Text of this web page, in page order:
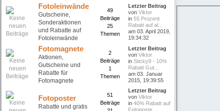
Fotoleinwände
Gutscheine,
Sonderaktionen
und Rabatte auf
Fotoleinwände
49
Beiträge
25
Themen
Letzter Beitrag
vonViktor
in55 Prozent
Rabatt auf al...
am 03. April 2019,
19:34:32
Fotomagnete
Aktionen,
Gutscheine und
Rabatte für
Fotomagnete
2
Beiträge
1
Themen
Letzter Beitrag
vonViktor
inSticky9 - 10%
Rabatt Gut...
am 03. Januar
2015, 19:39:55
Fotoposter
Rabatte und gratis
51
Beiträge
Letzter Beitrag
vonViktor
in40% Rabatt auf
Fotoposte...